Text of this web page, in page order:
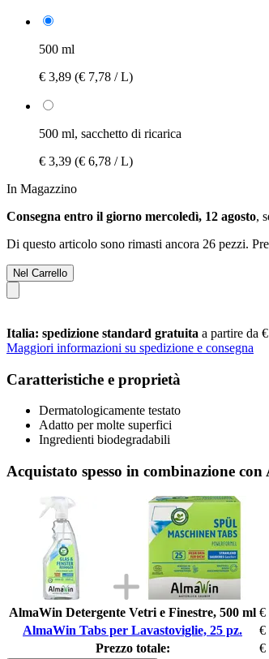
500 ml
€ 3,89 (€ 7,78 / L)
500 ml, sacchetto di ricarica
€ 3,39 (€ 6,78 / L)
In Magazzino
Consegna entro il giorno mercoledì, 12 agosto,
Di questo articolo sono rimasti ancora 26 pezzi.
Nel Carrello
Italia: spedizione standard gratuita a partire da
Maggiori informazioni su spedizione e consegna
Caratteristiche e proprietà
Dermatologicamente testato
Adatto per molte superfici
Ingredienti biodegradabili
Acquistato spesso in combinazione
AlmaWin Detergente Vetri e Finestre, 500 ml €
AlmaWin Tabs per Lavastoviglie, 25 pz.
€
Prezzo totale:
€